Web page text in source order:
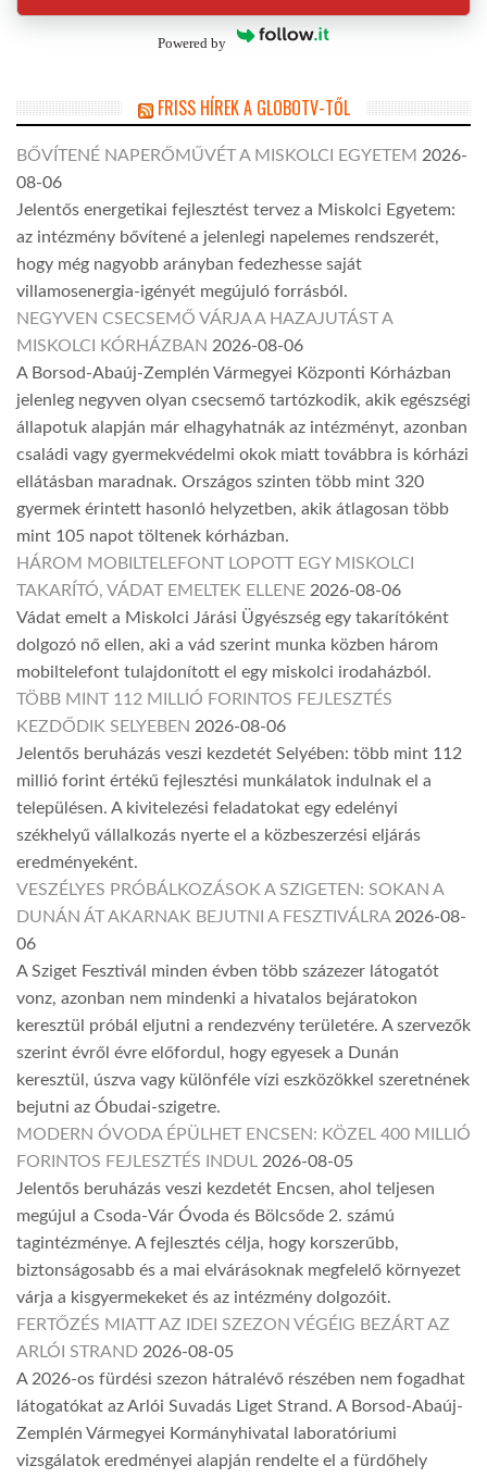
Powered by
FRISS HÍREK A GLOBOTV-TŐL
BŐVÍTENÉ NAPERŐMŰVÉT A MISKOLCI EGYETEM 2026-
08-06
Jelentős energetikai fejlesztést tervez a Miskolci Egyetem:
az intézmény bővítené a jelenlegi napelemes rendszerét,
hogy még nagyobb arányban fedezhesse saját
villamosenergia-igényét megújuló forrásból.
NEGYVEN CSECSEMŐ VÁRJA A HAZAJUTÁST A
MISKOLCI KÓRHÁZBAN 2026-08-06
A Borsod-Abaúj-Zemplén Vármegyei Központi Kórházban
jelenleg negyven olyan csecsemő tartózkodik, akik egészségi
állapotuk alapján már elhagyhatnák az intézményt, azonban
családi vagy gyermekvédelmi okok miatt továbbra is kórházi
ellátásban maradnak. Országos szinten több mint 320
gyermek érintett hasonló helyzetben, akik átlagosan több
mint 105 napot töltenek kórházban.
HÁROM MOBILTELEFONT LOPOTT EGY MISKOLCI
TAKARÍTÓ, VÁDAT EMELTEK ELLENE 2026-08-06
Vádat emelt a Miskolci Járási Ügyészség egy takarítóként
dolgozó nő ellen, aki a vád szerint munka közben három
mobiltelefont tulajdonított el egy miskolci irodaházból.
TÖBB MINT 112 MILLIÓ FORINTOS FEJLESZTÉS
KEZDŐDIK SELYEBEN 2026-08-06
Jelentős beruházás veszi kezdetét Selyében: több mint 112
millió forint értékű fejlesztési munkálatok indulnak el a
településen. A kivitelezési feladatokat egy edelényi
székhelyű vállalkozás nyerte el a közbeszerzési eljárás
eredményeként.
VESZÉLYES PRÓBÁLKOZÁSOK A SZIGETEN: SOKAN A
DUNÁN ÁT AKARNAK BEJUTNI A FESZTIVÁLRA 2026-08-
06
A Sziget Fesztivál minden évben több százezer látogatót
vonz, azonban nem mindenki a hivatalos bejáratokon
keresztül próbál eljutni a rendezvény területére. A szervezők
szerint évről évre előfordul, hogy egyesek a Dunán
keresztül, úszva vagy különféle vízi eszközökkel szeretnének
bejutni az Óbudai-szigetre.
MODERN ÓVODA ÉPÜLHET ENCSEN: KÖZEL 400 MILLIÓ
FORINTOS FEJLESZTÉS INDUL 2026-08-05
Jelentős beruházás veszi kezdetét Encsen, ahol teljesen
megújul a Csoda-Vár Óvoda és Bölcsőde 2. számú
tagintézménye. A fejlesztés célja, hogy korszerűbb,
biztonságosabb és a mai elvárásoknak megfelelő környezet
várja a kisgyermekeket és az intézmény dolgozóit.
FERTŐZÉS MIATT AZ IDEI SZEZON VÉGÉIG BEZÁRT AZ
ARLÓI STRAND 2026-08-05
A 2026-os fürdési szezon hátralévő részében nem fogadhat
látogatókat az Arlói Suvadás Liget Strand. A Borsod-Abaúj-
Zemplén Vármegyei Kormányhivatal laboratóriumi
vizsgálatok eredményei alapján rendelte el a fürdőhely